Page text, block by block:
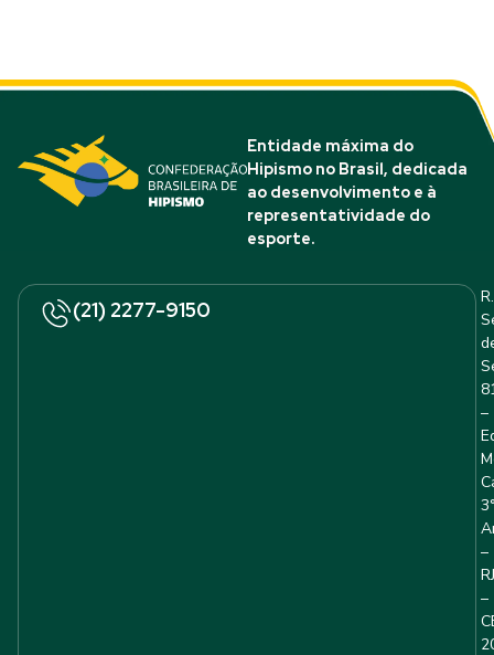
Entidade máxima do
Hipismo no Brasil, dedicada
ao desenvolvimento e à
representatividade do
esporte.
(21) 2277-9150
R.
–
–
RJ
–